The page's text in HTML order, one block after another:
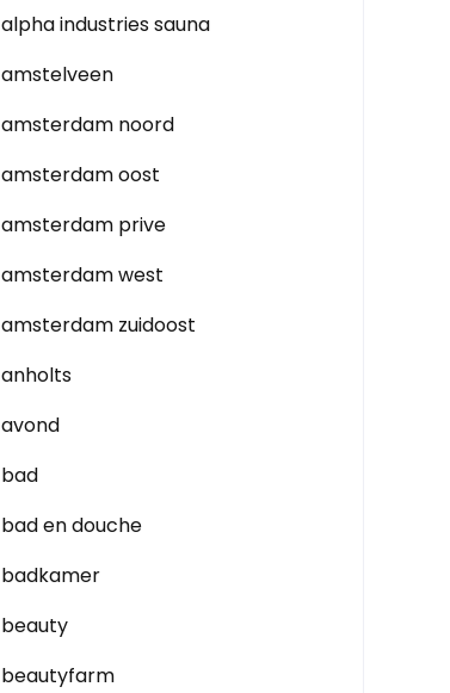
alpha industries sauna
amstelveen
amsterdam noord
amsterdam oost
amsterdam prive
amsterdam west
amsterdam zuidoost
anholts
avond
bad
bad en douche
badkamer
beauty
beautyfarm